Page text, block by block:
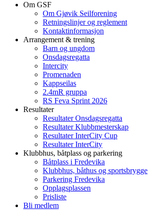
Om GSF
Om Gjøvik Seilforening
Retningslinjer og reglement
Kontaktinformasjon
Arrangement & trening
Barn og ungdom
Onsdagsregatta
Intercity
Promenaden
Kappseilas
2.4mR gruppa
RS Feva Sprint 2026
Resultater
Resultater Onsdagsregatta
Resultater Klubbmesterskap
Resultater InterCity Cup
Resultater InterCity
Klubbhus, båtplass og parkering
Båtplass i Fredevika
Klubbhus, båthus og sportsbrygge
Parkering Fredevika
Opplagsplassen
Prisliste
Bli medlem